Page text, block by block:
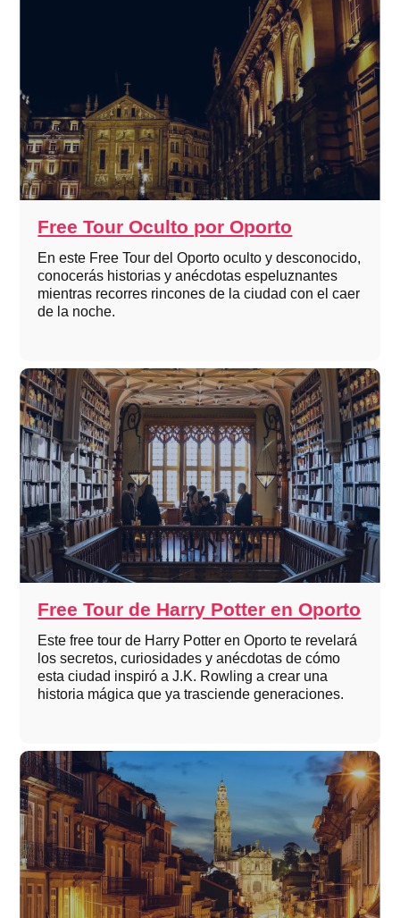
Free Tour Oculto por Oporto
En este Free Tour del Oporto oculto y desconocido,
conocerás historias y anécdotas espeluznantes
mientras recorres rincones de la ciudad con el caer
de la noche.
Free Tour de Harry Potter en Oporto
Este free tour de Harry Potter en Oporto te revelará
los secretos, curiosidades y anécdotas de cómo
esta ciudad inspiró a J.K. Rowling a crear una
historia mágica que ya trasciende generaciones.